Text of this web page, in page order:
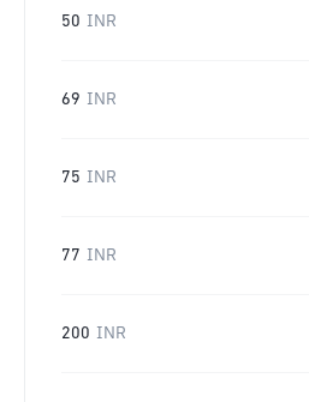
50 INR
69 INR
75 INR
77 INR
200 INR